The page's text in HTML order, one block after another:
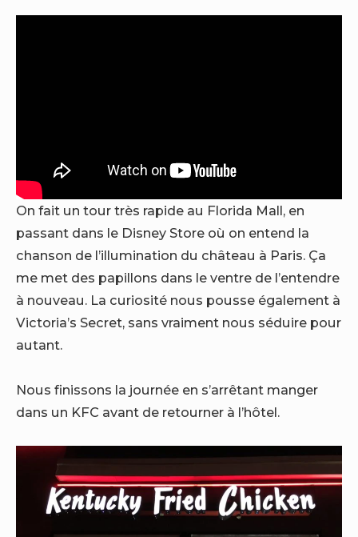
On fait un tour très rapide au Florida Mall, en
passant dans le Disney Store où on entend la
chanson de l’illumination du château à Paris. Ça
me met des papillons dans le ventre de l’entendre
à nouveau. La curiosité nous pousse également à
Victoria’s Secret, sans vraiment nous séduire pour
autant.
Nous finissons la journée en s’arrêtant manger
dans un KFC avant de retourner à l’hôtel.